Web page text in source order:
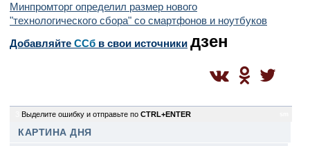
Минпромторг определил размер нового
"технологического сбора" со смартфонов и ноутбуков
Добавляйте CСб в свои источники дзен
Выделите ошибку и отправьте по CTRL+ENTER
КАРТИНА ДНЯ